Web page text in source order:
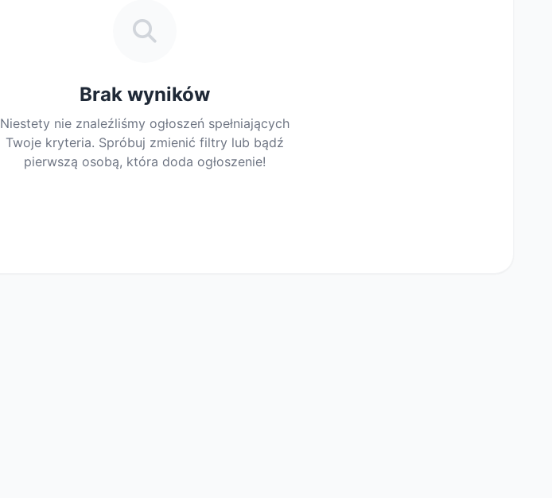
Brak wyników
Niestety nie znaleźliśmy ogłoszeń spełniających
Twoje kryteria. Spróbuj zmienić filtry lub bądź
pierwszą osobą, która doda ogłoszenie!